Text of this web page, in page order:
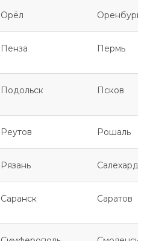
Орёл Оренбург
Пенза Пермь
Подольск Псков
Реутов Рошаль
Рязань Салехард
Саранск Саратов